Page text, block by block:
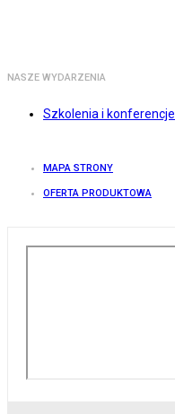
NASZE WYDARZENIA
Szkolenia i konferencje
MAPA STRONY
OFERTA PRODUKTOWA